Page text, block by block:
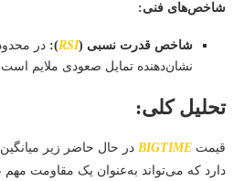
شاخص‌های فنی:
شاخص قدرت نسبی (RSI
): در
نشان‌دهنده تمایل صعودی ملایم
تحلیل کلی:
قیمت BIGTIME در حال حاضر زیر
دارد که می‌تواند به‌عنوان یک مقاومت مهم